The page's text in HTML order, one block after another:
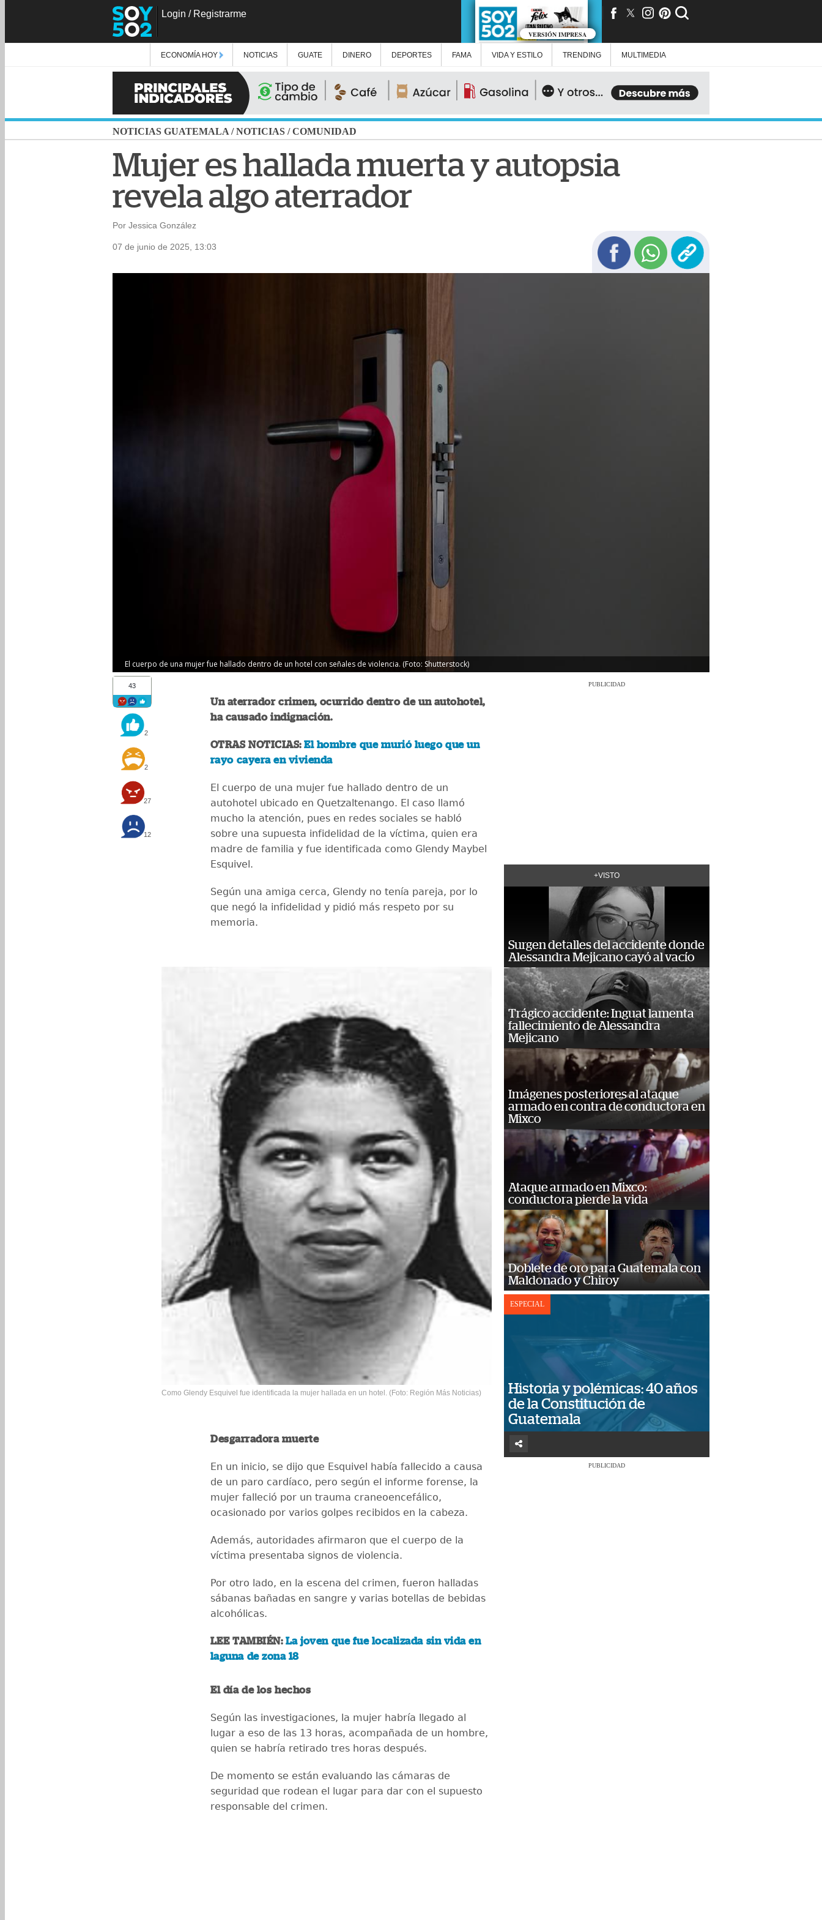
Login / Registrarme
VERSIÓN IMPRESA
ECONOMÍA HOY NOTICIAS GUATE DINERO DEPORTES FAMA VIDA Y ESTILO TRENDING MULTIMEDIA
NOTICIAS GUATEMALA /NOTICIAS /COMUNIDAD
Mujer es hallada muerta y autopsia
revela algo aterrador
Por Jessica González
07 de junio de 2025, 13:03
El cuerpo de una mujer fue hallado dentro de un hotel con señales de violencia. (Foto: Shutterstock)
43
2
2
27
12
Un aterrador crimen, ocurrido dentro de un autohotel,
ha causado indignación.
OTRAS NOTICIAS:El hombre que murió luego que un
rayo cayera en vivienda
El cuerpo de una mujer fue hallado dentro de un
autohotel ubicado en Quetzaltenango. El caso llamó
mucho la atención, pues en redes sociales se habló
sobre una supuesta infidelidad de la víctima, quien era
madre de familia y fue identificada como Glendy Maybel
Esquivel.
Según una amiga cerca, Glendy no tenía pareja, por lo
que negó la infidelidad y pidió más respeto por su
memoria.
Como Glendy Esquivel fue identificada la mujer hallada en un hotel. (Foto: Región Más Noticias)
Desgarradora muerte
En un inicio, se dijo que Esquivel había fallecido a causa
de un paro cardíaco, pero según el informe forense, la
mujer falleció por un trauma craneoencefálico,
ocasionado por varios golpes recibidos en la cabeza.
Además, autoridades afirmaron que el cuerpo de la
víctima presentaba signos de violencia.
Por otro lado, en la escena del crimen, fueron halladas
sábanas bañadas en sangre y varias botellas de bebidas
alcohólicas.
LEE TAMBIÉN: La joven que fue localizada sin vida en
laguna de zona 18
El día de los hechos
Según las investigaciones, la mujer habría llegado al
lugar a eso de las 13 horas, acompañada de un hombre,
quien se habría retirado tres horas después.
De momento se están evaluando las cámaras de
seguridad que rodean el lugar para dar con el supuesto
responsable del crimen.
PUBLICIDAD
+VISTO
Surgen detalles del accidente donde
Alessandra Mejicano cayó al vacío
Trágico accidente: Inguat lamenta
fallecimiento de Alessandra
Mejicano
Imágenes posteriores al ataque
armado en contra de conductora en
Mixco
Ataque armado en Mixco:
conductora pierde la vida
Doblete de oro para Guatemala con
Maldonado y Chiroy
ESPECIAL
Historia y polémicas: 40 años
de la Constitución de
Guatemala
PUBLICIDAD